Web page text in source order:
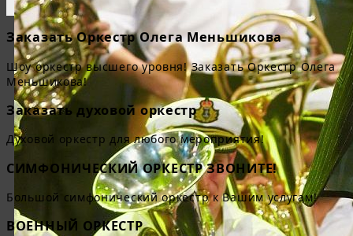
Заказать Оркестр Олега Меньшикова
Шоу оркестр высшего уровня! Заказать Оркестр Олега
Меньшикова!
Заказать духовой оркестр
Духовой оркестр для любого мероприятия!
СИМФОНИЧЕСКИЙ ОРКЕСТР ЗВОНИТЕ!
Большой симфонический оркестр к Вашим услугам!
ВОЕННЫЙ ОРКЕСТР